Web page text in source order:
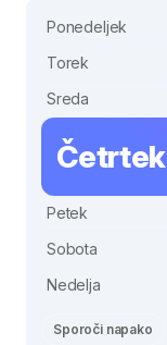
Ponedeljek
Torek
Sreda
Četrtek
Petek
Sobota
Nedelja
Sporoči napako